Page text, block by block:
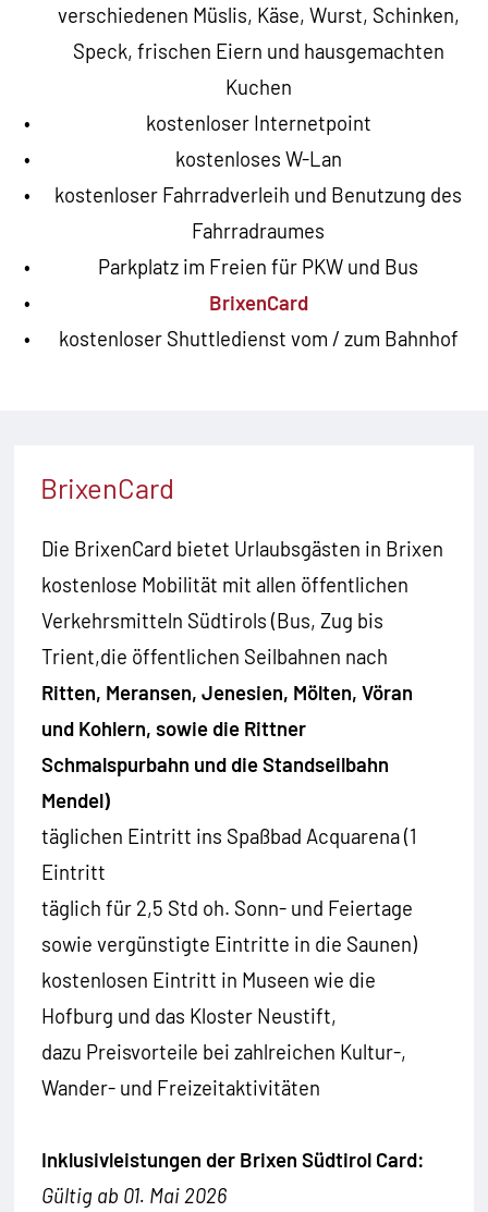
verschiedenen Müslis, Käse, Wurst, Schinken,
Speck, frischen Eiern und hausgemachten
Kuchen
kostenloser Internetpoint
kostenloses W-Lan
kostenloser Fahrradverleih und Benutzung des
Fahrradraumes
Parkplatz im Freien für PKW und Bus
BrixenCard
kostenloser Shuttledienst vom / zum Bahnhof
BrixenCard
Die BrixenCard bietet Urlaubsgästen in Brixen
kostenlose Mobilität mit allen öffentlichen
Verkehrsmitteln Südtirols (Bus, Zug bis
Trient,die öffentlichen Seilbahnen nach
Ritten, Meransen, Jenesien, Mölten, Vöran
und Kohlern, sowie die Rittner
Schmalspurbahn und die Standseilbahn
Mendel)
täglichen Eintritt ins Spaßbad Acquarena (1
Eintritt
täglich für 2,5 Std oh. Sonn- und Feiertage
sowie vergünstigte Eintritte in die Saunen)
kostenlosen Eintritt in Museen wie die
Hofburg und das Kloster Neustift,
dazu Preisvorteile bei zahlreichen Kultur-,
Wander- und Freizeitaktivitäten
Inklusivleistungen der Brixen Südtirol Card:
Gültig ab 01. Mai 2026